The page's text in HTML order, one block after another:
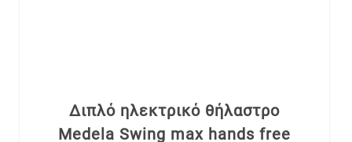
Διπλό ηλεκτρικό θήλαστρο
Medela Swing max hands free